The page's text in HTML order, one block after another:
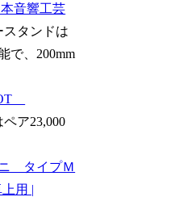
音響工芸
スタンドは
で、200mm
ア23,000
タイプＭ
用 |